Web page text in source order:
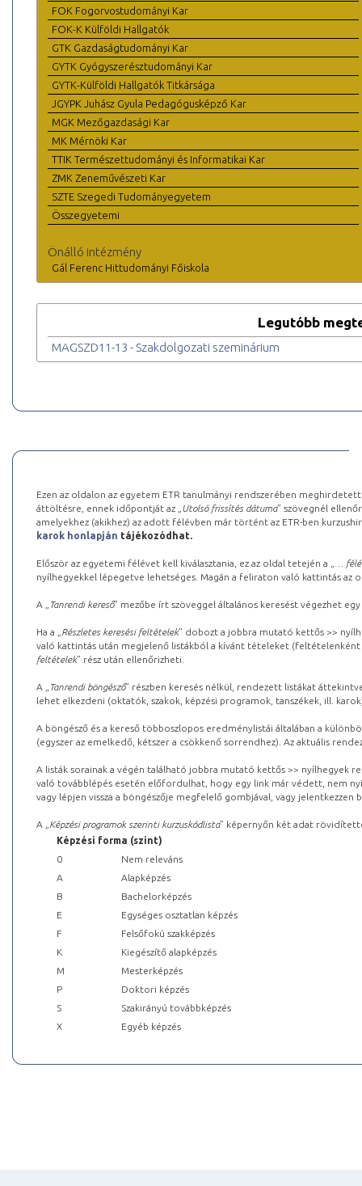
FOK Fogorvostudományi Kar
FOK-K Külföldi Hallgatók
GTK Gazdaságtudományi Kar
GYTK Gyógyszerésztudományi Kar
GYTK-Külföldi Hallgatók Titkársága
JGYPK Juhász Gyula Pedagógusképző Kar
MGK Mezőgazdasági Kar
MK Mérnöki Kar
TTIK Természettudományi és Informatikai Kar
ZMK Zeneművészeti Kar
SZTE Szegedi Tudományegyetem
Összegyetemi
Önálló intézmény
Gál Ferenc Hittudományi Főiskola
Legutóbb
MAGSZD11-13 - Szakdolgozati szeminárium
Ezen az oldalon az egyetem ETR tanulmányi rendszerében
áttöltésre, ennek időpontját az „ Utolsó frissítés dátuma” szövegnél
amelyekhez (akikhez) az adott félévben már történt az ETR-ben
karok honlapján tájékozódhat.
Először az egyetemi félévet kell kiválasztania, ez az oldal tetején a „
…
nyílhegyekkel lépegetve lehetséges. Magán a feliraton való kattintás az
A „ Tanrendi kereső” mezőbe írt szöveggel általános keresést végezhet
Ha a „ Részletes keresési feltételek” dobozt a jobbra mutató kettős >>
való kattintás után megjelenő listákból a kívánt tételeket (feltételenként
feltételek” rész után ellenőrizheti.
A „ Tanrendi böngésző” részben keresés nélkül, rendezett listákat
lehet elkezdeni (oktatók, szakok, képzési programok, tanszékek, ill.
A böngésző és a kereső többoszlopos eredménylistái általában a
(egyszer az emelkedő, kétszer a csökkenő sorrendhez). Az aktuális
A listák sorainak a végén található jobbra mutató kettős >> nyílhegyek
való továbblépés esetén előfordulhat, hogy egy link már védett, nem
vagy lépjen vissza a böngészője megfelelő gombjával, vagy
A „ Képzési programok szerinti kurzuskódlista” képernyőn két adat
Képzési forma (szint)
0
Nem releváns
A
Alapképzés
B
Bachelorképzés
E
Egységes osztatlan képzés
F
Felsőfokú szakképzés
K
Kiegészítő alapképzés
M
Mesterképzés
P
Doktori képzés
S
Szakirányú továbbképzés
X
Egyéb képzés